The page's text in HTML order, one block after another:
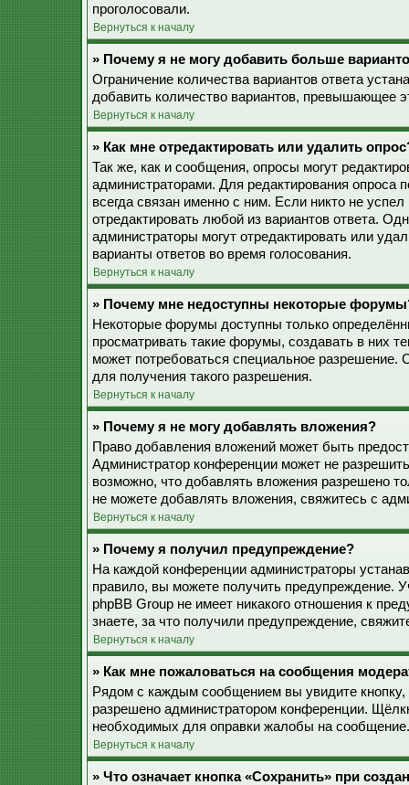
проголосовали.
Вернуться к началу
» Почему я не могу добавить больше
Ограничение количества вариантов ответа
добавить количество вариантов, превышающее
Вернуться к началу
» Как мне отредактировать или удалить
Так же, как и сообщения, опросы могут
администраторами. Для редактирования опроса
всегда связан именно с ним. Если никто не
отредактировать любой из вариантов ответа.
администраторы могут отредактировать или
варианты ответов во время голосования.
Вернуться к началу
» Почему мне недоступны некоторые
Некоторые форумы доступны только
просматривать такие форумы, создавать в них
может потребоваться специальное
для получения такого разрешения.
Вернуться к началу
» Почему я не могу добавлять вложения?
Право добавления вложений может быть
Администратор конференции может не
возможно, что добавлять вложения разрешено
не можете добавлять вложения, свяжитесь с
Вернуться к началу
» Почему я получил предупреждение?
На каждой конференции администраторы
правило, вы можете получить предупреждение.
phpBB Group не имеет никакого отношения к
знаете, за что получили предупреждение,
Вернуться к началу
» Как мне пожаловаться на сообщения
Рядом с каждым сообщением вы увидите
разрешено администратором конференции.
необходимых для оправки жалобы на сообщение.
Вернуться к началу
» Что означает кнопка «Сохранить» при